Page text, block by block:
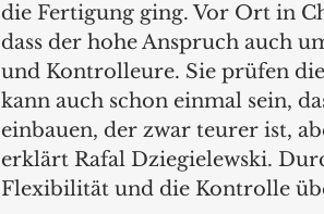
die Fertigung ging. Vor Ort in
dass der hohe Anspruch auch
und Kontrolleure. Sie prüfen
kann auch schon einmal sein,
einbauen, der zwar teurer ist,
erklärt Rafal Dziegielewski.
Flexibilität und die Kontrolle